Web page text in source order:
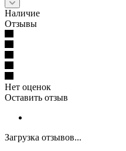
Наличие
Отзывы
Нет оценок
Оставить отзыв
Загрузка отзывов...